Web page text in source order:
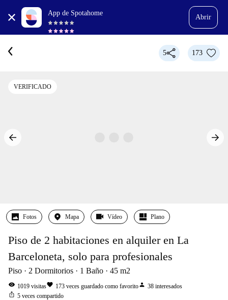
App de Spotahome
Abrir
5 173
VERIFICADO
Fotos Mapa Vídeo Plano
Piso de 2 habitaciones en alquiler en La
Barceloneta, solo para profesionales
Piso 2 Dormitorios 1 Baño 45 m2
visibility 1019 visitasfavorite 173 veces guardado como favoritoperson 38 interesados
ios_share 5 veces compartido